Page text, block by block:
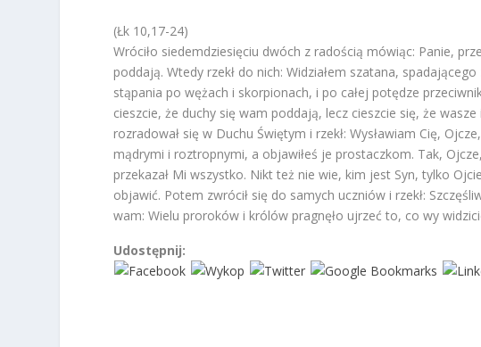
(Łk 10,17-24)
Wróciło siedemdziesięciu dwóch z radością mówiąc: Panie,
poddają. Wtedy rzekł do nich: Widziałem szatana,
stąpania po wężach i skorpionach, i po całej potędze
cieszcie, że duchy się wam poddają, lecz cieszcie się, że
rozradował się w Duchu Świętym i rzekł: Wysławiam Cię,
mądrymi i roztropnymi, a objawiłeś je prostaczkom. Tak,
przekazał Mi wszystko. Nikt też nie wie, kim jest Syn, tylko
objawić. Potem zwrócił się do samych uczniów i rzekł:
wam: Wielu proroków i królów pragnęło ujrzeć to, co wy
Udostępnij: